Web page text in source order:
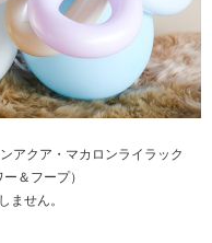
アクア・マカロンライラック
＆フープ）
せん。